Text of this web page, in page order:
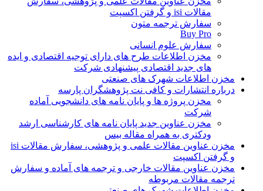
مقالات isi و گرفتن اکسپت
سفارش ترجمه متون
Buy Pro
سفارش علوم انسانی
مخزن اطلاعات طرح های دارای توجیه اقتصادی و ایده
های جدید اقتصادی پیشنهادی شرکت
مخزن اطلاعات شهرک های صنعتی
درباره انتشارات و کافی نت پژوهشگران پارسه
مخزن پروژه ها و پایان نامه های دانشجویی آماده
شرکت
مخزن عناوین جدید پایان نامه های کارشناسی ارشد
ودکتری به همراه مقاله بیس
مخزن عناوین مقالات علمی و پژوهشی، سفارش مقالات isi
و گرفتن اکسپت
مخزن عناوین مقالات خارجی و ترجمه های آماده و سفارش
ترجمه مقالات مربوطه